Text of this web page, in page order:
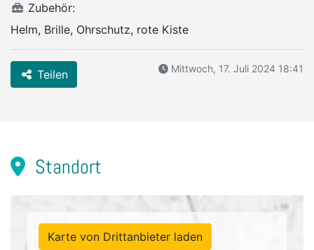
Zubehör:
Helm, Brille, Ohrschutz, rote Kiste
Teilen Mittwoch, 17. Juli 2024 18:41
Standort
Karte von Drittanbieter laden